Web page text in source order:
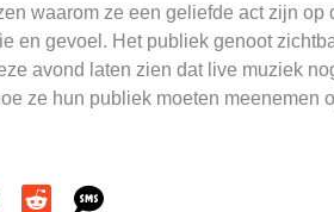
waarom ze een geliefde act zijn
en gevoel. Het publiek genoot
avond laten zien dat live muziek
ze hun publiek moeten meenemen